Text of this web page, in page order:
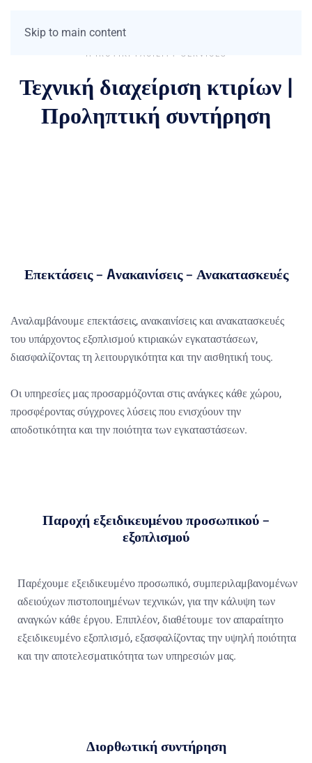
Skip to main content
IPIROTIKI FACILITY SERVICES
Τεχνική διαχείριση κτιρίων |
Προληπτική συντήρηση
Επεκτάσεις – Aνακαινίσεις – Ανακατασκευές
Αναλαμβάνουμε επεκτάσεις, ανακαινίσεις και ανακατασκευές
του υπάρχοντος εξοπλισμού κτιριακών εγκαταστάσεων,
διασφαλίζοντας τη λειτουργικότητα και την αισθητική τους.
Οι υπηρεσίες μας προσαρμόζονται στις ανάγκες κάθε χώρου,
προσφέροντας σύγχρονες λύσεις που ενισχύουν την
αποδοτικότητα και την ποιότητα των εγκαταστάσεων.
Παροχή εξειδικευμένου προσωπικού –
εξοπλισμού
Παρέχουμε εξειδικευμένο προσωπικό, συμπεριλαμβανομένων
αδειούχων πιστοποιημένων τεχνικών, για την κάλυψη των
αναγκών κάθε έργου. Επιπλέον, διαθέτουμε τον απαραίτητο
εξειδικευμένο εξοπλισμό, εξασφαλίζοντας την υψηλή ποιότητα
και την αποτελεσματικότητα των υπηρεσιών μας.
Διορθωτική συντήρηση